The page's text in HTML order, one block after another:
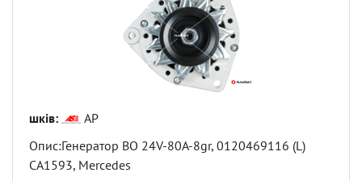
шків:
AP
Опис:Генератор BO 24V-80A-8gr, 0120469116 (L)
CA1593, Mercedes